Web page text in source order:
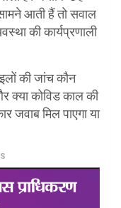
आती हैं तो सवाल
की कार्यप्रणाली
की जांच कौन
क्या कोविड काल की
जवाब मिल पाएगा या